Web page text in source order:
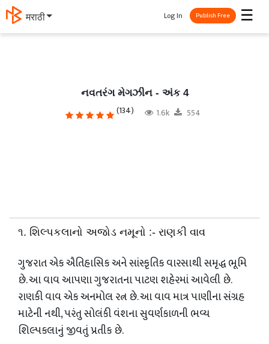
தமிழ் ☰
Log In Publish Free
નવતરંગ મેગઝીન - અંક 4
(134) 1.6k 554
૧. શિલ્પકલાનો અજોડ નમૂનો :- રાણકી વાવ
​ગુજરાત એક ઐતિહાસિક અને સાંસ્કૃતિક વારસાથી સમૃદ્ધ ભૂમિ
છે. આ વાવ આપણા ગુજરાતના પાટણ શહેરમાં આવેલી છે.
રાણકી વાવ એક અનમોલ રત્ન છે. આ વાવ માત્ર પાણીના સંગ્રહ
માટેની નથી, પરંતુ સોલંકી વંશના સુવર્ણકાળની ભવ્ય
શિલ્પકલાનું જીવતું પ્રતીક છે.